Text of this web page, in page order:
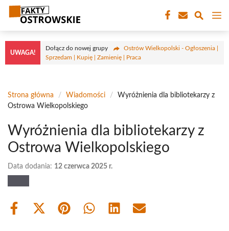
Przejdź
treści
UWAGA!
Dołącz do nowej grupy
Ostrów Wielkopolski - Ogłoszenia |
Sprzedam | Kupię | Zamienię | Praca
Strona główna / Wiadomości /
Wyróżnienia dla bibliotekarzy z
Ostrowa Wielkopolskiego
Wyróżnienia dla bibliotekarzy z
Ostrowa Wielkopolskiego
Data dodania: 12 czerwca 2025 r.
Share
Share Share Share Share Share